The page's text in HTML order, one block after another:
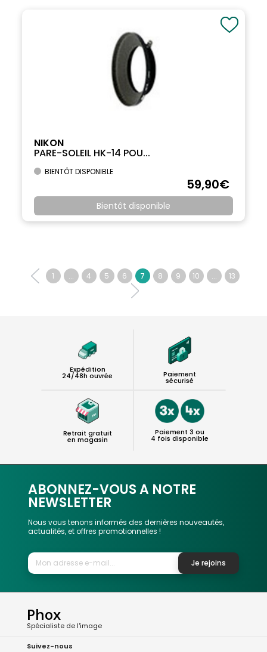
NIKON
PARE-SOLEIL HK-14 POU...
BIENTÔT DISPONIBLE
59,90€
Bientôt disponible
1 ... 4 5 6 7 8 9 10 ... 13
Expédition
24/48h ouvrée Paiement
sécurisé
Retrait gratuit
en magasin
Paiement 3 ou
4 fois disponible
ABONNEZ-VOUS A NOTRE
NEWSLETTER
Nous vous tenons informés des dernières nouveautés,
actualités, et offres promotionnelles !
Je rejoins
Phox
Spécialiste de l'image
Suivez-nous